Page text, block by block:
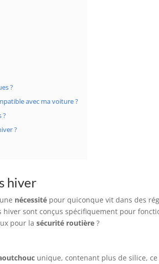
?
avec ma voiture ?
?
?
hiver
nécessité pour quiconque vit dans des
hiver sont conçus spécifiquement pour
pour lasécurité routière ?
unique, contenant plus de silice,